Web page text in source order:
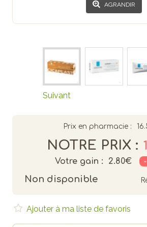
AGRANDIR
Suivant
Prix en pharmacie :
NOTRE PRIX :
Votre gain : 2.80€
Non disponible
Ajouter à ma liste de favoris